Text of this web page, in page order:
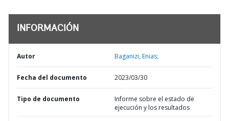
INFORMACIÓN
Autor Baganizi, Enias;
Fecha del documento 2023/03/30
Tipo de documento
Informe sobre el estado de
ejecución y los resultados